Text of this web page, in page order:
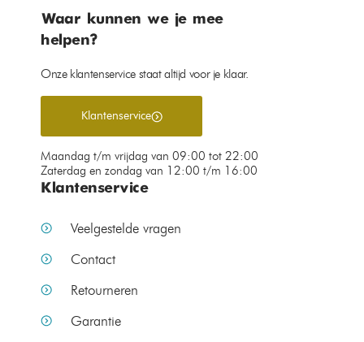
Waar kunnen we je mee
helpen?
Onze klantenservice staat altijd voor je klaar.
Klantenservice
Maandag t/m vrijdag van 09:00 tot 22:00
Zaterdag en zondag van 12:00 t/m 16:00
Klantenservice
Veelgestelde vragen
Contact
Retourneren
Garantie